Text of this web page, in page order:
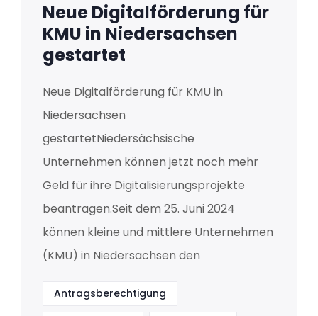
Neue Digitalförderung für
KMU in Niedersachsen
gestartet
Neue Digitalförderung für KMU in
Niedersachsen
gestartetNiedersächsische
Unternehmen können jetzt noch mehr
Geld für ihre Digitalisierungsprojekte
beantragen.Seit dem 25. Juni 2024
können kleine und mittlere Unternehmen
(KMU) in Niedersachsen den
Antragsberechtigung